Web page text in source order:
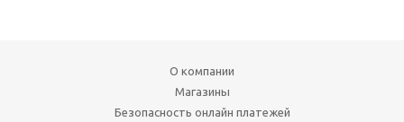
О компании
Магазины
Безопасность онлайн платежей